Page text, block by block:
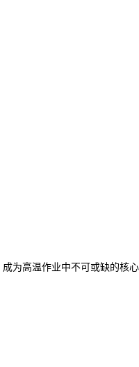
为高温作业中不可或缺的核心